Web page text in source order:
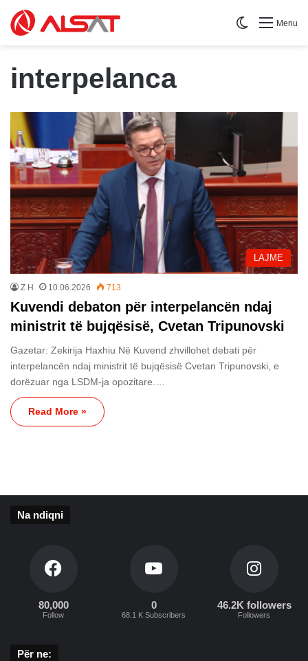
Menu
Switch skin
interpelanca
LAJME
Z H 10.06.2026 713
Kuvendi debaton për interpelancën ndaj
ministrit të bujqësisë, Cvetan Tripunovski
Gazetar: Zekirija Haxhiu Në Kuvend zhvillohet debati për
interpelancën ndaj ministrit të bujqësisë Cvetan Tripunovski, e
dorëzuar nga LSDM-ja opozitare.…
Read More »
Na ndiqni
80,000
Follow
0
68.1 K Subscribers
46.2K followers
Followers
Për ne: